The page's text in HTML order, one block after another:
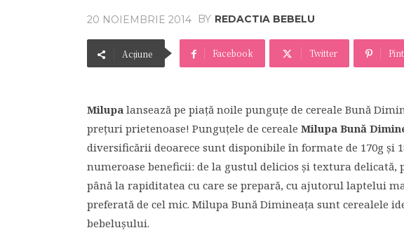
20 NOIEMBRIE 2014 BY REDACTIA BEBELU
Acțiune Facebook Twitter
Milupa lansează pe piață noile punguțe de cereale Bună
prețuri prietenoase! Punguțele de cereale Milupa Bună
diversificării deoarece sunt disponibile în formate de 170g și
numeroase beneficii: de la gustul delicios și textura
până la rapiditatea cu care se prepară, cu ajutorul laptelui
preferată de cel mic. Milupa Bună Dimineața sunt cerealele
bebelușului.